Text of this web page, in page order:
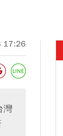
17:26
灣